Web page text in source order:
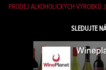
PRODEJ ALKOHOLICKÝCH VÝROBKŮ
SLEDUJTE